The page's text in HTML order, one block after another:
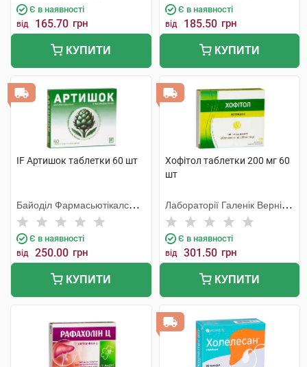
Є в наявності
від 165.70 грн
КУПИТИ
Є в наявності
від 185.50 грн
КУПИТИ
IF Артишок таблетки 60 шт
Байоділ Фармасьютікалс
ЛТД, Індія
Є в наявності
від 250.00 грн
КУПИТИ
Хофітол таблетки 200 мг 60
шт
Лабораторії Галенік Вернін/
Франція
Є в наявності
від 301.50 грн
КУПИТИ